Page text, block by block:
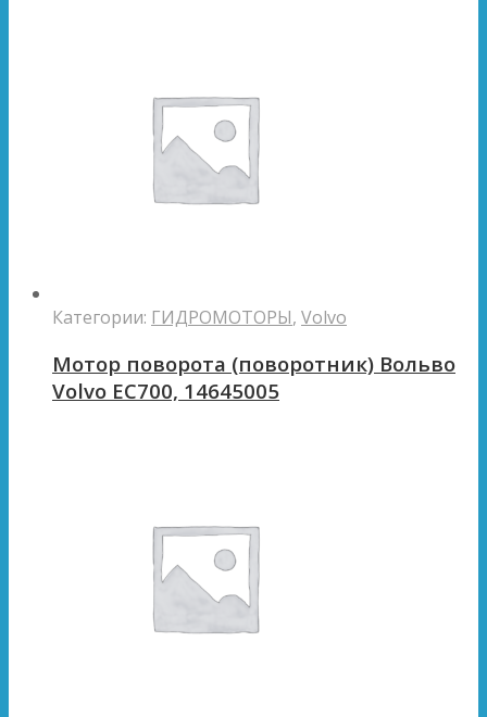
Категории: ГИДРОМОТОРЫ, Volvo
Мотор поворота (поворотник) Вольво
Volvo EC700, 14645005